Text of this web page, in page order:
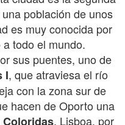
población de unos
es muy conocida por
todo el mundo.
sus puentes, uno de
I, que atraviesa el río
con la zona sur de
hacen de Oporto una
Coloridas. Lisboa, por